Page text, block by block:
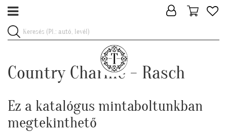
Country Charme - Rasch
Ez a katalógus mintaboltunkban
megtekinthető